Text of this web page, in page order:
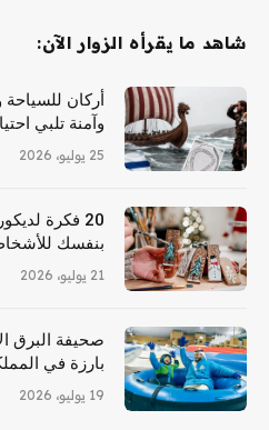
شاهد ما يقرأه الزوار الآن:
أركان
وآمنة تلبي
25 يوليو، 2026
20 فكرة
بنفسك
21 يوليو، 2026
صحيفة البرق
بارزة في
19 يوليو، 2026